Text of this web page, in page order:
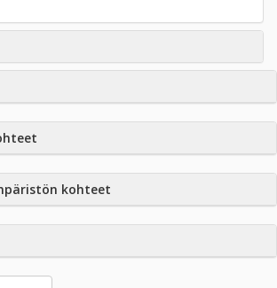
kohteet